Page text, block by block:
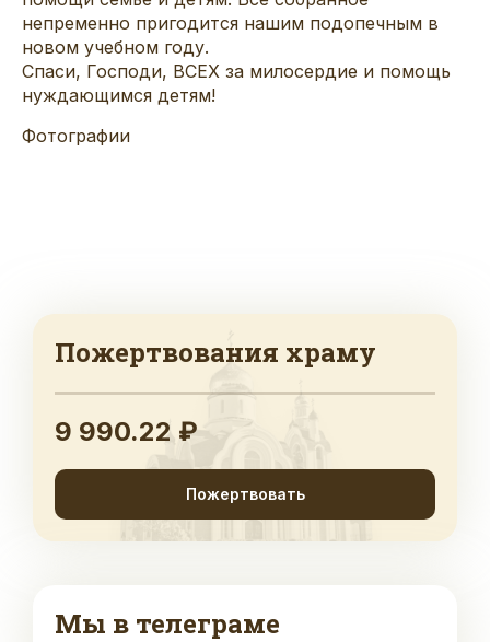
непременно пригодится нашим подопечным в
новом учебном году.
Спаси, Господи, ВСЕХ за милосердие и помощь
нуждающимся детям!
Фотографии
Пожертвования храму
9 990.22 ₽
Пожертвовать
Мы в телеграме